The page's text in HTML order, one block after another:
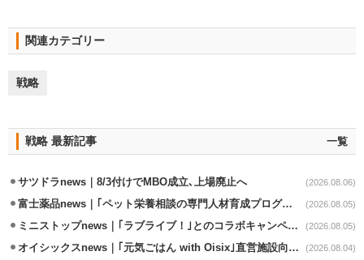
関連カテゴリー
戦略
戦略 最新記事 一覧
サツドラnews｜8/3付けでMBO成立､上場廃止へ (2026.08.06)
富士薬品news｜｢ペット栄養相談の専門人材育成プログラム｣7月から開始 (2026.08.05)
ミニストップnews｜｢ラブライブ！｣とのコラボキャンペーン8/5から開催 (2026.08.05)
オイシックスnews｜｢元気ごはん with Oisix｣直営施設向けサービスを開始 (2026.08.04)